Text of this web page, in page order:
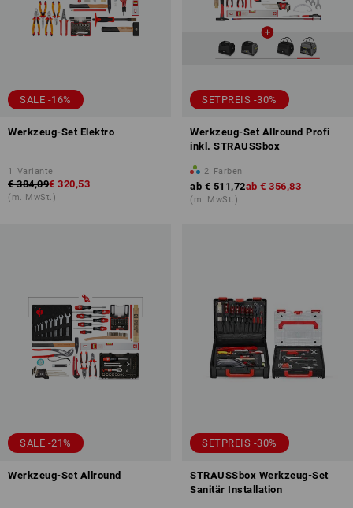
SALE -16%
Werkzeug-Set Elektro
1 Variante
€ 384,09€ 320,53
(m. MwSt.)
SETPREIS -30%
Werkzeug-Set Allround Profi
inkl. STRAUSSbox
2 Farben
ab € 511,72ab € 356,83
(m. MwSt.)
SALE -21%
Werkzeug-Set Allround
SETPREIS -30%
STRAUSSbox Werkzeug-Set
Sanitär Installation